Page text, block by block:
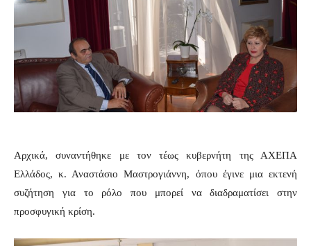
Αρχικά, συναντήθηκε με τον τέως κυβερνήτη της ΑΧΕΠΑ
Ελλάδος, κ. Αναστάσιο Μαστρογιάννη, όπου έγινε μια εκτενή
συζήτηση για το ρόλο που μπορεί να διαδραματίσει στην
προσφυγική κρίση.